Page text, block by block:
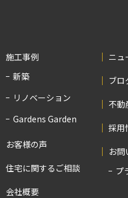
施工事例
新築
リノベーション
Gardens Garden
お客様の声
住宅に関するご相談
会社概要
ニュ
ブロ
不動
採用
お問
プ